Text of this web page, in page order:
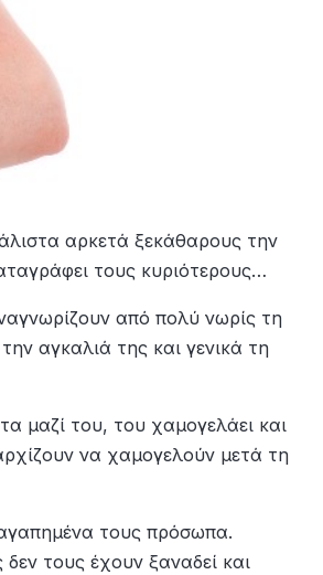
αρκετά ξεκάθαρους την
τους κυριότερους…
από πολύ νωρίς τη
αγκαλιά της και γενικά τη
μαζί του, του χαμογελάει και
να χαμογελούν μετά τη
τους πρόσωπα.
τους έχουν ξαναδεί και